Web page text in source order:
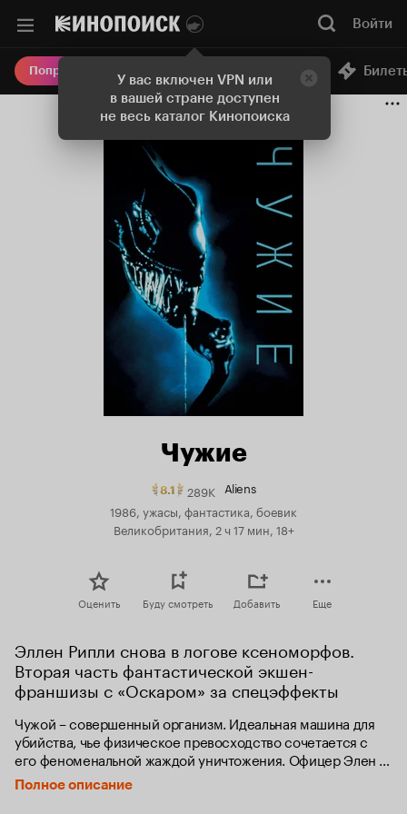
У вас включен VPN или
в вашей стране доступен
не весь каталог Кинопоиска
Войти
Попробовать Плюс Онлайн-кинотеатр
Чужие
8.1Рейтинг
Кинопоиска
8.1.
топ
289K Aliens
1986, ужасы, фантастика, боевик
Великобритания, 2 ч 17 мин, 18+
Оценить Буду смотреть Добавить Еще
Эллен Рипли снова в логове ксеноморфов.
Вторая часть фантастической экшен-
франшизы с «Оскаром» за спецэффекты
Чужой – совершенный организм. Идеальная машина для
убийства, чье физическое превосходство сочетается с
его феноменальной жаждой уничтожения. Офицер Элен
Рипли и команда космического корабля Ностромо один
раз уже встретилась с такой тварью. В живых осталась
Полное описание